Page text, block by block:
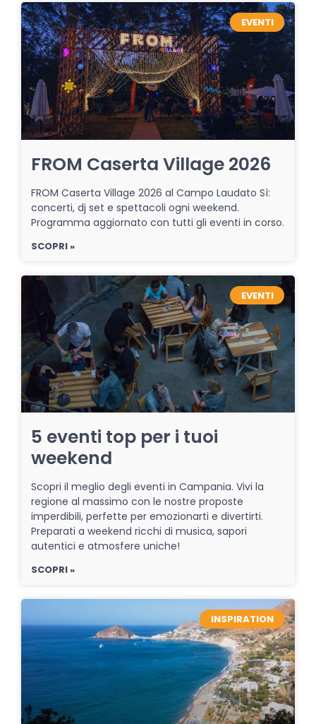
EVENTI
FROM Caserta Village 2026
FROM Caserta Village 2026 al Campo Laudato Sì:
concerti, dj set e spettacoli ogni weekend.
Programma aggiornato con tutti gli eventi in corso.
SCOPRI »
EVENTI
5 eventi top per i tuoi
weekend
Scopri il meglio degli eventi in Campania. Vivi la
regione al massimo con le nostre proposte
imperdibili, perfette per emozionarti e divertirti.
Preparati a weekend ricchi di musica, sapori
autentici e atmosfere uniche!
SCOPRI »
INSPIRATION